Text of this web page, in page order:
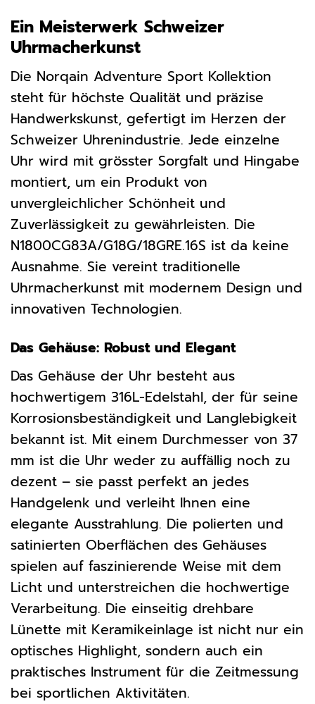
Ein Meisterwerk Schweizer
Uhrmacherkunst
Die Norqain Adventure Sport Kollektion
steht für höchste Qualität und präzise
Handwerkskunst, gefertigt im Herzen der
Schweizer Uhrenindustrie. Jede einzelne
Uhr wird mit grösster Sorgfalt und Hingabe
montiert, um ein Produkt von
unvergleichlicher Schönheit und
Zuverlässigkeit zu gewährleisten. Die
N1800CG83A/G18G/18GRE.16S ist da keine
Ausnahme. Sie vereint traditionelle
Uhrmacherkunst mit modernem Design und
innovativen Technologien.
Das Gehäuse: Robust und Elegant
Das Gehäuse der Uhr besteht aus
hochwertigem 316L-Edelstahl, der für seine
Korrosionsbeständigkeit und Langlebigkeit
bekannt ist. Mit einem Durchmesser von 37
mm ist die Uhr weder zu auffällig noch zu
dezent – sie passt perfekt an jedes
Handgelenk und verleiht Ihnen eine
elegante Ausstrahlung. Die polierten und
satinierten Oberflächen des Gehäuses
spielen auf faszinierende Weise mit dem
Licht und unterstreichen die hochwertige
Verarbeitung. Die einseitig drehbare
Lünette mit Keramikeinlage ist nicht nur ein
optisches Highlight, sondern auch ein
praktisches Instrument für die Zeitmessung
bei sportlichen Aktivitäten.